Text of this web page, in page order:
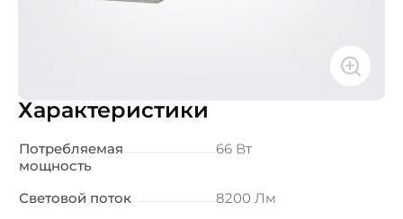
Характеристики
Потребляемая
мощность
66 Вт
Световой поток
8200 Лм